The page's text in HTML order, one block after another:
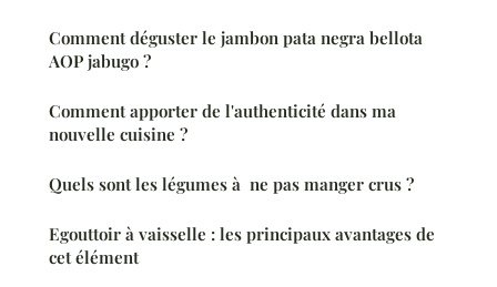
Comment déguster le jambon pata negra bellota
AOP jabugo ?
Comment apporter de l'authenticité dans ma
nouvelle cuisine ?
Quels sont les légumes à ne pas manger crus ?
Egouttoir à vaisselle : les principaux avantages de
cet élément